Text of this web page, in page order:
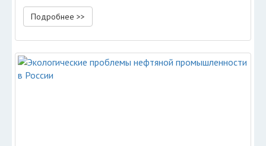
Подробнее >>